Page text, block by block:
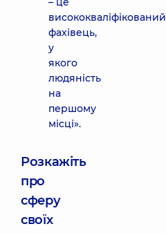
висококваліфікований
фахівець,
у
якого
людяність
на
першому
місці».
Розкажіть
про
сферу
своїх